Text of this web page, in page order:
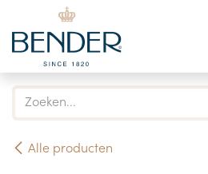
Overslaan naar inhoud
Alle producten